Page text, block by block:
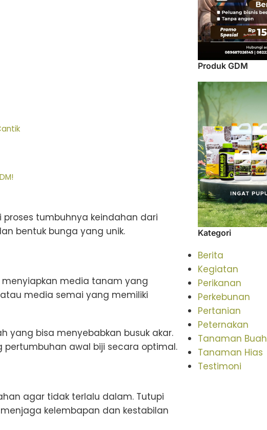
tumbuhnya keindahan dari
bentuk bunga yang unik.
media tanam yang
media semai yang memiliki
yang bisa menyebabkan busuk akar.
awal biji secara optimal.
agar tidak terlalu dalam. Tutupi
kelembapan dan kestabilan
Produk GDM
Kategori
Berita
Kegiatan
Perikanan
Perkebunan
Pertanian
Peternakan
Tanaman Buah
Tanaman Hias
Testimoni